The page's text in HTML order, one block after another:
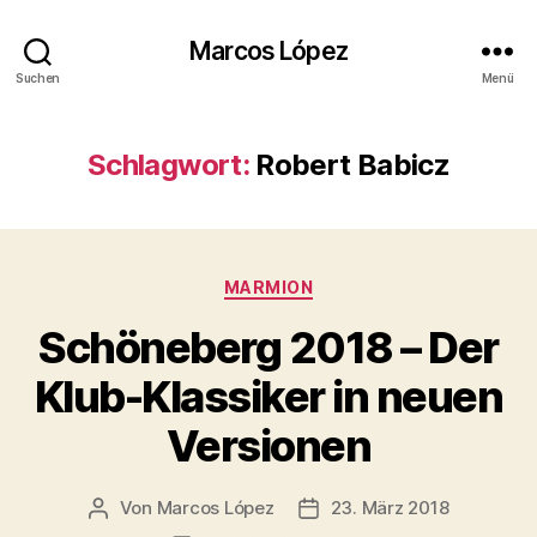
Suchen
Marcos López
Menü
Schlagwort: Robert Babicz
Kategorien
MARMION
Schöneberg 2018 – Der
Klub-Klassiker in neuen
Versionen
Beitragsautor
Von Marcos López Veröffentlichungsdatum
23. März 2018